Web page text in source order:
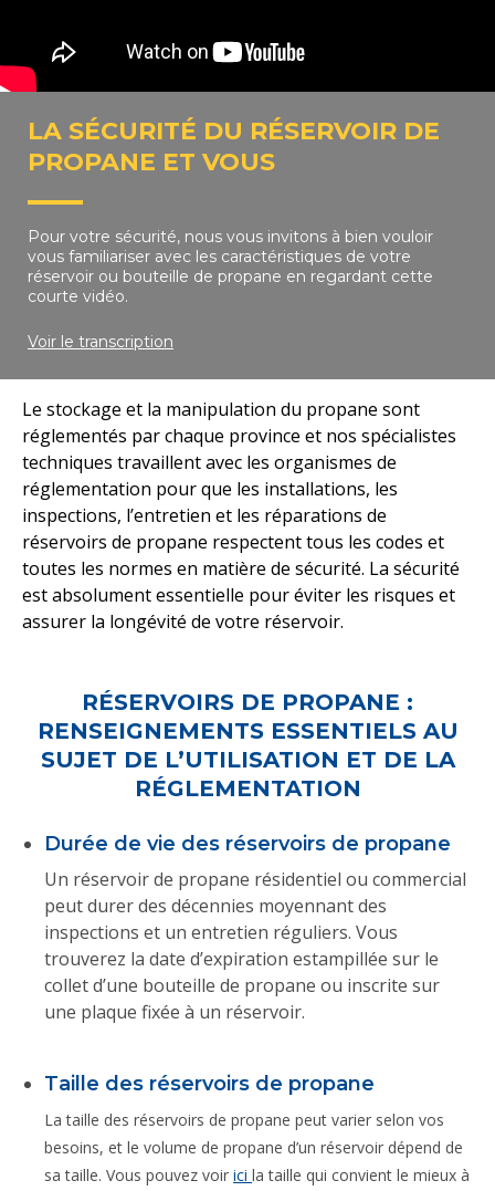
LA SÉCURITÉ DU RÉSERVOIR DE
PROPANE ET VOUS
Pour votre sécurité, nous vous invitons à bien vouloir
vous familiariser avec les caractéristiques de votre
réservoir ou bouteille de propane en regardant cette
courte vidéo.
Voir le transcription
Le stockage et la manipulation du propane sont
réglementés par chaque province et nos spécialistes
techniques travaillent avec les organismes de
réglementation pour que les installations, les
inspections, l’entretien et les réparations de
réservoirs de propane respectent tous les codes et
toutes les normes en matière de sécurité. La sécurité
est absolument essentielle pour éviter les risques et
assurer la longévité de votre réservoir.
RÉSERVOIRS DE PROPANE :
RENSEIGNEMENTS ESSENTIELS AU
SUJET DE L’UTILISATION ET DE LA
RÉGLEMENTATION
Durée de vie des réservoirs de propane
Un réservoir de propane résidentiel ou commercial
peut durer des décennies moyennant des
inspections et un entretien réguliers. Vous
trouverez la date d’expiration estampillée sur le
collet d’une bouteille de propane ou inscrite sur
une plaque fixée à un réservoir.
Taille des réservoirs de propane
La taille des réservoirs de propane peut varier selon vos
besoins, et le volume de propane d’un réservoir dépend de
sa taille. Vous pouvez voir ici la taille qui convient le mieux à